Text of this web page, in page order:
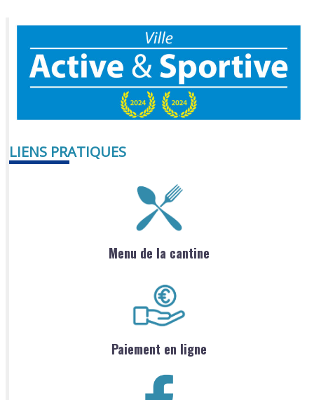
LIENS PRATIQUES
Menu de la cantine
Paiement en ligne